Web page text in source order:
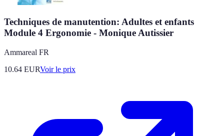
Techniques de manutention: Adultes et enfants
Module 4 Ergonomie - Monique Autissier
Ammareal FR
10.64 EURVoir le prix